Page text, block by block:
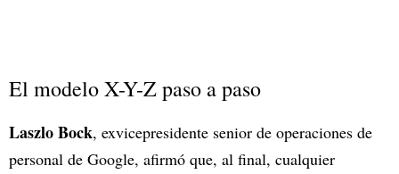
El modelo X-Y-Z paso a paso
Laszlo Bock, exvicepresidente senior de operaciones de
personal de Google, afirmó que, al final, cualquier